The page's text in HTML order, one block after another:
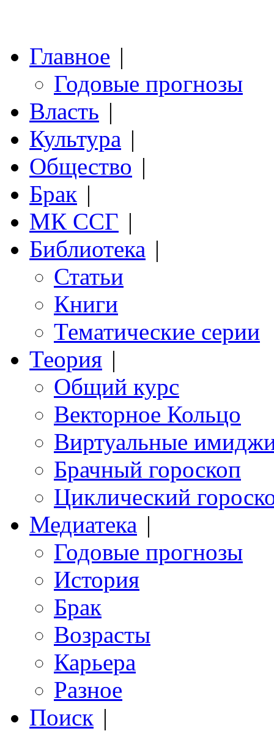
Главное |
Годовые прогнозы
Власть |
Культура |
Общество |
Брак |
МК ССГ |
Библиотека |
Статьи
Книги
Тематические серии
Теория |
Общий курс
Векторное Кольцо
Виртуальные
Брачный гороскоп
Циклический
Медиатека |
Годовые прогнозы
История
Брак
Возрасты
Карьера
Разное
Поиск |